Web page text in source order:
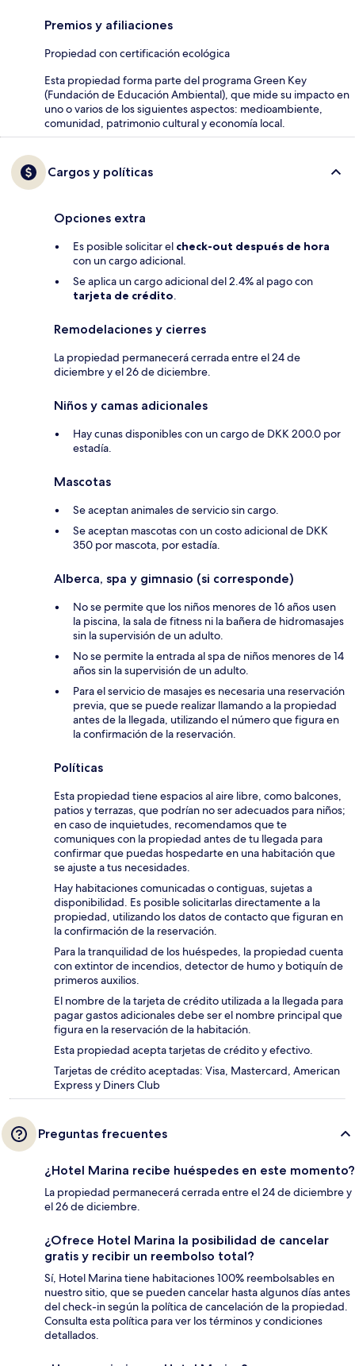
Premios y afiliaciones
Propiedad con certificación ecológica
Esta propiedad forma parte del programa Green Key
(Fundación de Educación Ambiental), que mide su impacto en
uno o varios de los siguientes aspectos: medioambiente,
comunidad, patrimonio cultural y economía local.
Cargos y políticas
Opciones extra
Es posible solicitar el check-out después de hora
con un cargo adicional.
Se aplica un cargo adicional del 2.4% al pago con
tarjeta de crédito.
Remodelaciones y cierres
La propiedad permanecerá cerrada entre el 24 de
diciembre y el 26 de diciembre.
Niños y camas adicionales
Hay cunas disponibles con un cargo de DKK 200.0 por
estadía.
Mascotas
Se aceptan animales de servicio sin cargo.
Se aceptan mascotas con un costo adicional de DKK
350 por mascota, por estadía.
Alberca, spa y gimnasio (si corresponde)
No se permite que los niños menores de 16 años usen
la piscina, la sala de fitness ni la bañera de hidromasajes
sin la supervisión de un adulto.
No se permite la entrada al spa de niños menores de 14
años sin la supervisión de un adulto.
Para el servicio de masajes es necesaria una reservación
previa, que se puede realizar llamando a la propiedad
antes de la llegada, utilizando el número que figura en
la confirmación de la reservación.
Políticas
Esta propiedad tiene espacios al aire libre, como balcones,
patios y terrazas, que podrían no ser adecuados para niños;
en caso de inquietudes, recomendamos que te
comuniques con la propiedad antes de tu llegada para
confirmar que puedas hospedarte en una habitación que
se ajuste a tus necesidades.
Hay habitaciones comunicadas o contiguas, sujetas a
disponibilidad. Es posible solicitarlas directamente a la
propiedad, utilizando los datos de contacto que figuran en
la confirmación de la reservación.
Para la tranquilidad de los huéspedes, la propiedad cuenta
con extintor de incendios, detector de humo y botiquín de
primeros auxilios.
El nombre de la tarjeta de crédito utilizada a la llegada para
pagar gastos adicionales debe ser el nombre principal que
figura en la reservación de la habitación.
Esta propiedad acepta tarjetas de crédito y efectivo.
Tarjetas de crédito aceptadas: Visa, Mastercard, American
Express y Diners Club
Preguntas frecuentes
¿Hotel Marina recibe huéspedes en este momento?
La propiedad permanecerá cerrada entre el 24 de diciembre y
el 26 de diciembre.
¿Ofrece Hotel Marina la posibilidad de cancelar
gratis y recibir un reembolso total?
Sí, Hotel Marina tiene habitaciones 100% reembolsables en
nuestro sitio, que se pueden cancelar hasta algunos días antes
del check-in según la política de cancelación de la propiedad.
Consulta esta política para ver los términos y condiciones
detallados.